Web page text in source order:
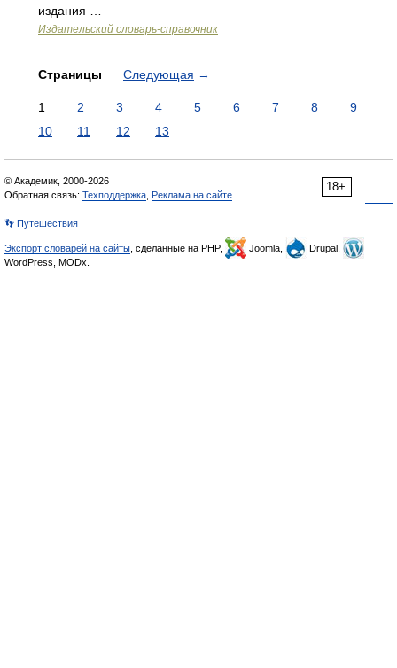
издания …
Издательский словарь-справочник
Страницы Следующая →
1 2 3 4 5 6 7 8
9
10
11 12 13
18+
© Академик, 2000-2026
Обратная связь: Техподдержка Реклама на сайте
👣 Путешествия
Экспорт словарей на сайты , сделанные на PHP, Joomla,
Drupal,
WordPress, MODx.